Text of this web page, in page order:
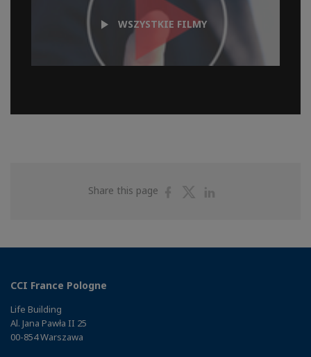
WSZYSTKIE FILMY
Share this page
ShareShare
CCI France Pologne
Life Building
Al. Jana Pawła II 25
00-854 Warszawa